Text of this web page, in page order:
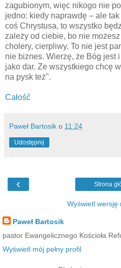
zagubionym, więc nikogo nie
jedno: kiedy naprawdę – ale
coś Chrystusa, to wszystko
zależy od ciebie, bo nie
cholery, cierpliwy. To nie jest
nie biznes. Wierzę, że Bóg jest
jako dar. Ze wszystkiego chcę
na pysk też".
Całość
Paweł Bartosik o 11:24
Udostępnij
‹ Strona
Wyświetl wersję
Paweł Bartosik
pastor Ewangelicznego Kościoła
Wyświetl mój pełny profil